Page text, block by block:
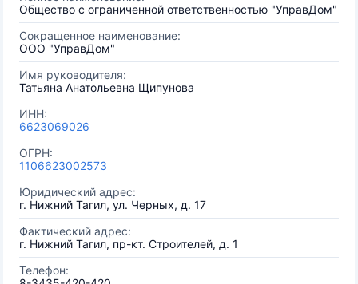
Общество с ограниченной ответственностью "УправДом"
Сокращенное наименование:
ООО "УправДом"
Имя руководителя:
Татьяна Анатольевна Щипунова
ИНН:
6623069026
ОГРН:
1106623002573
Юридический адрес:
г. Нижний Тагил, ул. Черных, д. 17
Фактический адрес:
г. Нижний Тагил, пр-кт. Строителей, д. 1
Телефон: